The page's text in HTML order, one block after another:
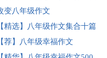
变八年级作文
【精选】八年级作文集合十篇
【荐】八年级幸福作文